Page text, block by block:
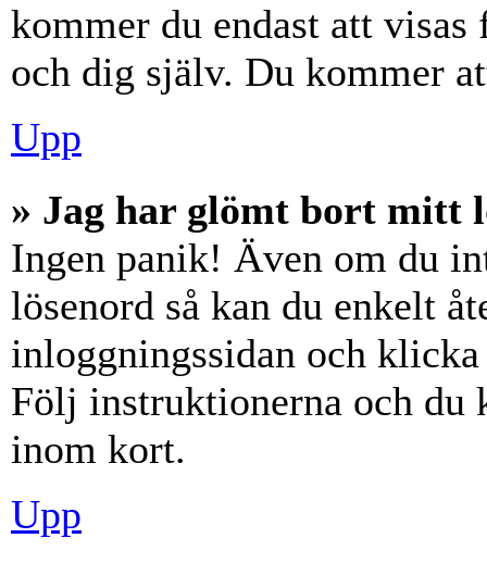
kommer du endast att
och dig själv. Du kommer
Upp
» Jag har glömt bort mitt
Ingen panik! Även om du
lösenord så kan du enkelt
inloggningssidan och
Följ instruktionerna och du
inom kort.
Upp